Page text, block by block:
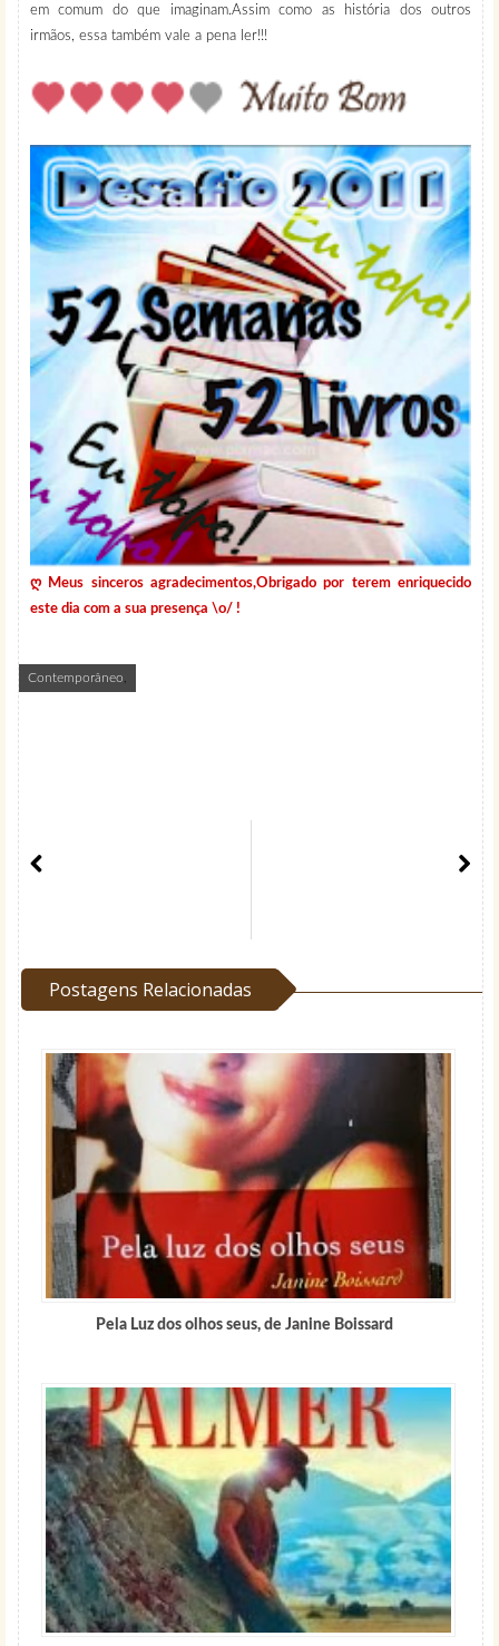
Contemporâneo
em comum do que imaginam.Assim como as história dos outros
irmãos, essa também vale a pena ler!!!
ღ
Meus sinceros agradecimentos,Obrigado por terem enriquecido
este dia com a sua presença \o/ !
Postagens Relacionadas
Pela Luz dos olhos seus, de Janine Boissard